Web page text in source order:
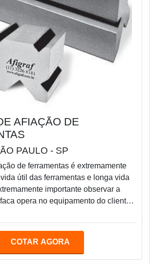
AFIAÇÃO DE
PAULO - SP
de ferramentas é extremamente
útil das ferramentas e longa vida
importante observar a
opera no equipamento do cliente,
- Planicidade; - Batimento; -
do fio de corte.A Afigraf oferece os
COTAR AGORA